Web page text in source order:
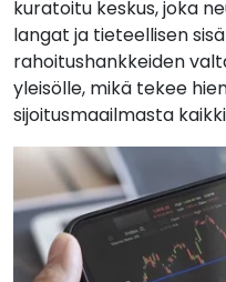
kuratoitu keskus, joka
langat ja tieteellisen
rahoitushankkeiden
yleisölle, mikä tekee
sijoitusmaailmasta